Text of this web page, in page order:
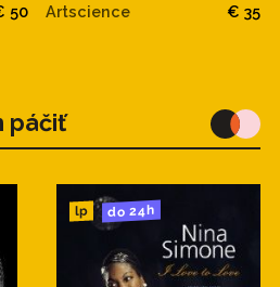
50 Artscience € 35
páčiť
lp do 24h